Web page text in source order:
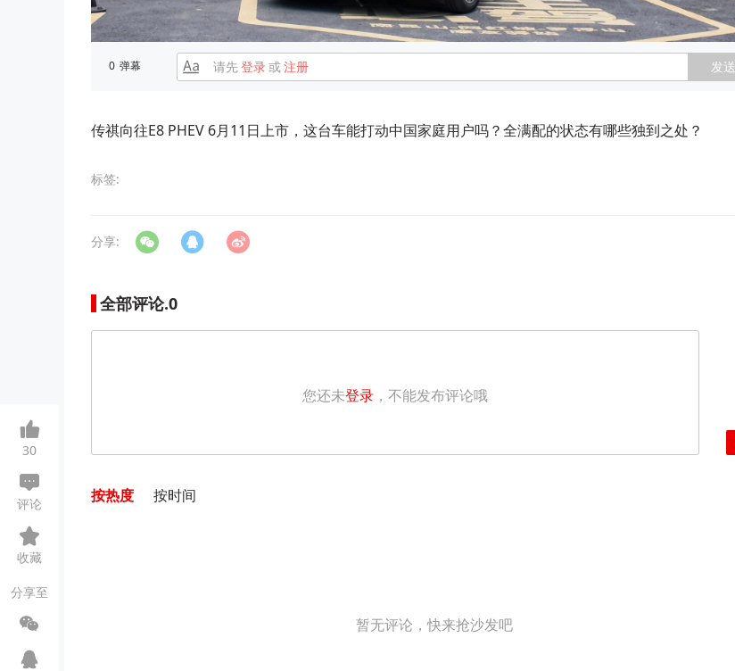
0 弹幕 请先登录或注册 发送
传祺向往E8 PHEV 6月11日上市，这台车能打动中国家庭用户吗？全满配的状态有哪些独到之处？
标签:
分享:
全部评论.0
您还未登录 ，不能发布评论哦
按热度 按时间
暂无评论，快来抢沙发吧
30
评论
收藏
分享至